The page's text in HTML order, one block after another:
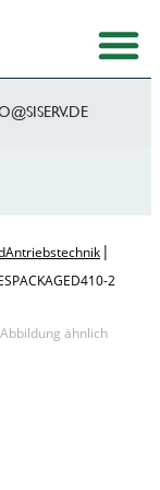
ED.VRE
Antriebstechnik |
PACKAGE D410-2
Abbildung ähnlich